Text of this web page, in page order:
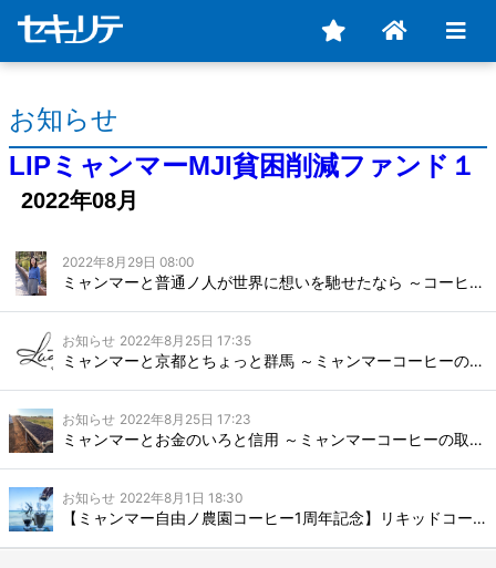
お知らせ
LIPミャンマーMJI貧困削減ファンド１
2022年08月
2022年8月29日 08:00
ミャンマーと普通ノ人が世界に想いを馳せたなら ～コーヒープロジェクトパートナーのご紹介～
お知らせ 2022年8月25日 17:35
ミャンマーと京都とちょっと群馬 ～ミャンマーコーヒーの取り組み 日本編～
お知らせ 2022年8月25日 17:23
ミャンマーとお金のいろと信用 ～ミャンマーコーヒーの取り組み ミャンマー編～
お知らせ 2022年8月1日 18:30
【ミャンマー自由ノ農園コーヒー1周年記念】リキッドコーヒー販売開始のご報告